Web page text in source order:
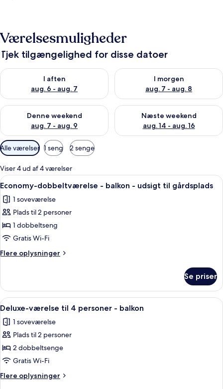
Værelsesmuligheder
Tjek tilgængelighed for disse datoer
I aften
aug. 6 - aug. 7
Tjek tilgængelighed for i aften aug. 6 - aug. 7
I morgen
aug. 7 - aug. 8
Tjek tilgængelighed for i
Denne weekend
aug. 7 - aug. 9
Tjek tilgængelighed for denne weekend aug. 7 - aug. 9
Næste weekend
aug. 14 - aug. 16
Tjek tilgængelighed for næste
Tilgængelige
filtre
for
værelser
Alle værelser 1 seng 2 senge
Viser 4 ud af 4 værelser
Indlæs
alle
billeder
af
Economy-
dobbeltværelse
-
balkon
udsigt
til
gårdsplads
Et hotelværelse med en seng, et
4
Economy-dobbeltværelse - balkon - udsigt til gårdsplads
1 soveværelse
Plads til 2 personer
1 dobbeltseng
Gratis Wi-Fi
Flere oplysninger
Flere
dobbeltværelse
balkon
udsigt
til
Se priser
Indlæs
alle
billeder
af
Deluxe-
værelse
til
4
Et hotelværelse med en stor seng, to
6
Deluxe-værelse til 4 personer - balkon
1 soveværelse
Plads til 2 personer
2 dobbeltsenge
Gratis Wi-Fi
Flere oplysninger
Flere